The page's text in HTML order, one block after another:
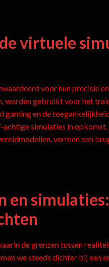
virtuele
voor hun precisie
worden gebruikt voor het
gaming en de
simulaties in opkomst.
vormen een
en
de grenzen tussen
we steeds dichter bij een